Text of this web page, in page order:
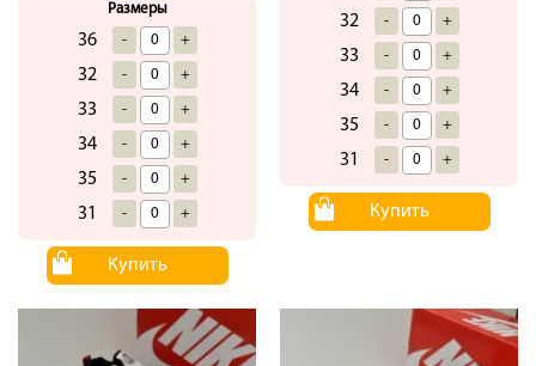
Размеры
36 - +
32 - +
33 - +
34 - +
35 - +
31 - +
Купить
32 - +
33 - +
34 - +
35 - +
31 - +
Купить